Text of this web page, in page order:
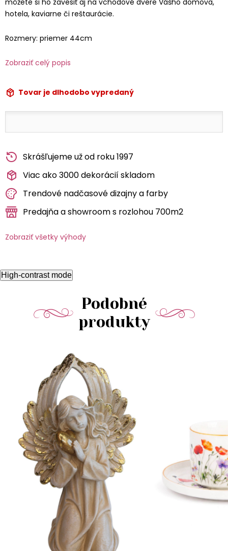
môžete si ho zavesiť aj na vchodové dvere Vášho domova,
hotela, kaviarne či reštaurácie.
Rozmery: priemer 44cm
Zobraziť celý popis
Tovar je dlhodobo vypredaný
Skrášľujeme už od roku 1997
Viac ako 3000 dekorácií skladom
Trendové nadčasové dizajny a farby
Predajňa a showroom s rozlohou 700m2
Zobraziť všetky výhody
High-contrast mode
Podobné
produkty